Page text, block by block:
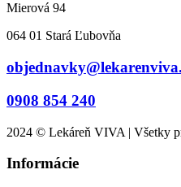
Mierová 94
064 01 Stará Ľubovňa
0908 854 240
2024 © Lekáreň VIVA | Všetky
Informácie